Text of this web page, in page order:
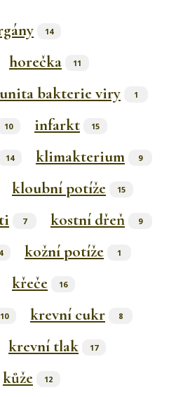
14
horečka 11
bakterie viry 1
10 infarkt 15
14 klimakterium 9
kloubní potíže 15
7 kostní dřeň 9
kožní potíže 1
křeče 16
10 krevní cukr 8
krevní tlak 17
kůže 12